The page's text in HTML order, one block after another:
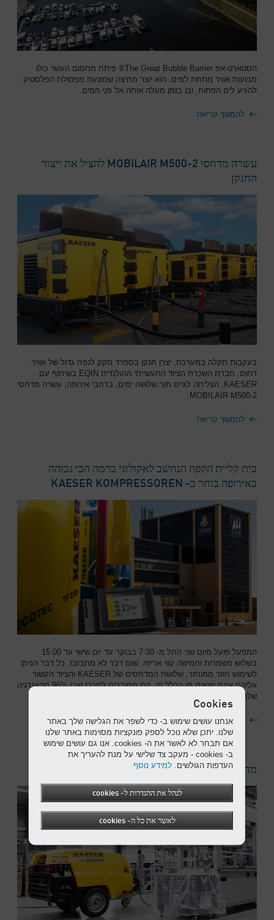
הסטארט-אפ The Great Bubble Barrier® פיתח מחסום העשוי כולו
מבועות אוויר מתחת למים. הוא יוצר מחיצה שמונעת מפסולת הפלסטיק
להגיע לים הפתוח, ובו בזמן מעלה אותה אל פני המים.
להמשך קריאה
עשרה מדחסי MOBILAIR M500-2 להציל את ייצור
החנקן
בעקבות תקלה במערכת, יצרן חנקן בספרד נזקק לנפח גדול של אוויר
דחוס. חברת השכרת הציוד התעשייתי ההולנדית EQIN בשיתוף עם
KAESER, הצליחה לגייס תוך שלושה ימים, ברחבי אירופה, עשרה מדחסי
MOBILAIR M500-2.
להמשך קריאה
בית קליית הקפה הנחשב לאקולוגי ברמה הכי גבוהה
באירופה בוחר ב- KAESER KOMPRESSOREN
המפעל פועל מיום שני החל מ- 7:30 בבוקר עד יום שישי עד 15:00
בשלוש משמרות וחמישה קווי אריזה. שום דבר לא מתבזבז. כל דבר הניתן
לשימוש חוזר ממוחזר. שלושת המדחסים של KAESER והציוד הקשור
אליהם אינם יוצאים מן הכלל זה. הם מחוברים למרכז שבו 96% מהאנרגיה
שלהם ממוחזרת לחימום הבניין ומי השתייה.
להמשך קריאה
מדחס נייד לתעשייה
Cookies
אנחנו עושים שימוש ב- כדי לשפר את הגלישה שלך באתר
שלנו. יתכן שלא נוכל לספק פונקציות מסוימות באתר שלנו
אם תבחר לא לאשר את ה- cookies. אנו גם עושים שימוש
ב- cookies - מעקב צד שלישי על מנת להעריך את
העדפות הגולשים.למידע נוסף
לנהל את ההגדרות ל- cookies
לאשר את כל ה- cookies